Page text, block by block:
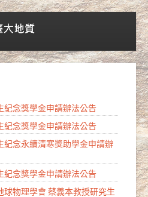
紀念獎學金申請辦法公告
紀念獎學金申請辦法公告
紀念永續清寒獎助學金申請辦
紀念獎學金申請辦法公告
球物理學會 蔡義本教授研究生